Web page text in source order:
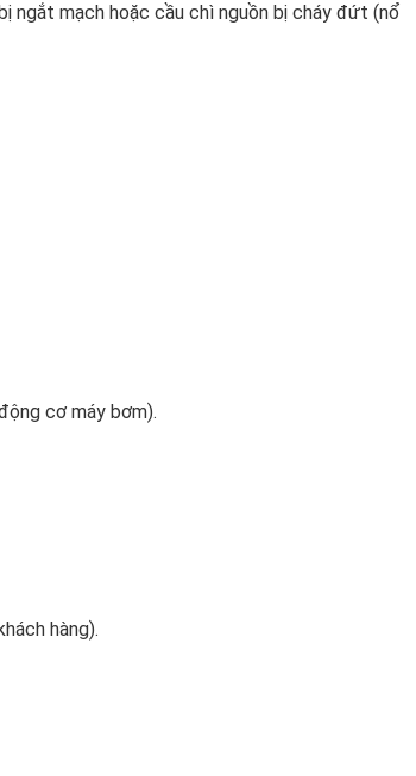
ngắt mạch hoặc cầu chì nguồn bị cháy đứt (nổ
cơ máy bơm).
hàng).